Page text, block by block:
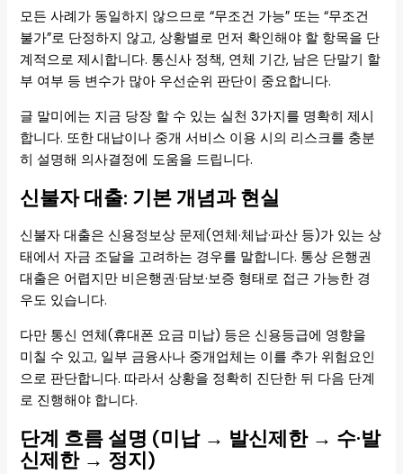
모든 사례가 동일하지 않으므로 “무조건 가능” 또는 “무조건
불가”로 단정하지 않고, 상황별로 먼저 확인해야 할 항목을 단
계적으로 제시합니다. 통신사 정책, 연체 기간, 남은 단말기 할
부 여부 등 변수가 많아 우선순위 판단이 중요합니다.
글 말미에는 지금 당장 할 수 있는 실천 3가지를 명확히 제시
합니다. 또한 대납이나 중개 서비스 이용 시의 리스크를 충분
히 설명해 의사결정에 도움을 드립니다.
신불자 대출: 기본 개념과 현실
신불자 대출은 신용정보상 문제(연체·체납·파산 등)가 있는 상
태에서 자금 조달을 고려하는 경우를 말합니다. 통상 은행권
대출은 어렵지만 비은행권·담보·보증 형태로 접근 가능한 경
우도 있습니다.
다만 통신 연체(휴대폰 요금 미납) 등은 신용등급에 영향을
미칠 수 있고, 일부 금융사나 중개업체는 이를 추가 위험요인
으로 판단합니다. 따라서 상황을 정확히 진단한 뒤 다음 단계
로 진행해야 합니다.
단계 흐름 설명 (미납 → 발신제한 → 수·발
신제한 → 정지)